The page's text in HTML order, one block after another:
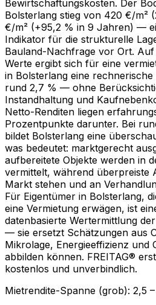
Bewirtschaftungskosten. Der
Bolsterlang stieg von 420 €/m²
€/m² (+95,2 % in 9 Jahren) —
Indikator für die strukturelle
Bauland-Nachfrage vor Ort.
Werte ergibt sich für eine
in Bolsterlang eine
rund 2,7 % — ohne
Instandhaltung und
Netto-Renditen liegen
Prozentpunkte darunter. Bei
bildet Bolsterlang eine
was bedeutet: marktgerecht
aufbereitete Objekte werden in
vermittelt, während überpreiste
Markt stehen und an
Für Eigentümer in Bolsterlang,
eine Vermietung erwägen, ist
datenbasierte Wertermittlung
— sie ersetzt Schätzungen aus
Mikrolage, Energieeffizienz und
abbilden können. FREITAG®
kostenlos und unverbindlich.
Mietrendite-Spanne (grob): 2,5 –